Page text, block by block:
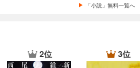
「小説」無料一覧へ
2位 3位